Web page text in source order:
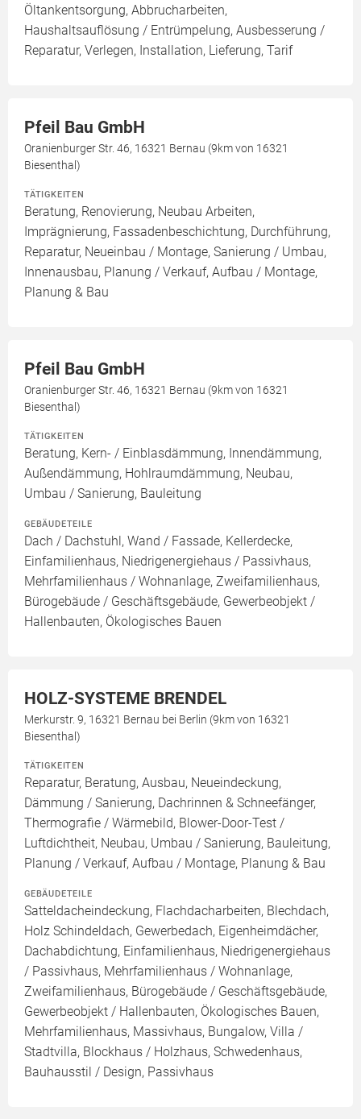
Öltankentsorgung, Abbrucharbeiten,
Haushaltsauflösung / Entrümpelung, Ausbesserung /
Reparatur, Verlegen, Installation, Lieferung, Tarif
Pfeil Bau GmbH
Oranienburger Str. 46, 16321 Bernau (9km von 16321
Biesenthal)
TÄTIGKEITEN
Beratung, Renovierung, Neubau Arbeiten,
Imprägnierung, Fassadenbeschichtung, Durchführung,
Reparatur, Neueinbau / Montage, Sanierung / Umbau,
Innenausbau, Planung / Verkauf, Aufbau / Montage,
Planung & Bau
Pfeil Bau GmbH
Oranienburger Str. 46, 16321 Bernau (9km von 16321
Biesenthal)
TÄTIGKEITEN
Beratung, Kern- / Einblasdämmung, Innendämmung,
Außendämmung, Hohlraumdämmung, Neubau,
Umbau / Sanierung, Bauleitung
GEBÄUDETEILE
Dach / Dachstuhl, Wand / Fassade, Kellerdecke,
Einfamilienhaus, Niedrigenergiehaus / Passivhaus,
Mehrfamilienhaus / Wohnanlage, Zweifamilienhaus,
Bürogebäude / Geschäftsgebäude, Gewerbeobjekt /
Hallenbauten, Ökologisches Bauen
HOLZ-SYSTEME BRENDEL
Merkurstr. 9, 16321 Bernau bei Berlin (9km von 16321
Biesenthal)
TÄTIGKEITEN
Reparatur, Beratung, Ausbau, Neueindeckung,
Dämmung / Sanierung, Dachrinnen & Schneefänger,
Thermografie / Wärmebild, Blower-Door-Test /
Luftdichtheit, Neubau, Umbau / Sanierung, Bauleitung,
Planung / Verkauf, Aufbau / Montage, Planung & Bau
GEBÄUDETEILE
Satteldacheindeckung, Flachdacharbeiten, Blechdach,
Holz Schindeldach, Gewerbedach, Eigenheimdächer,
Dachabdichtung, Einfamilienhaus, Niedrigenergiehaus
/ Passivhaus, Mehrfamilienhaus / Wohnanlage,
Zweifamilienhaus, Bürogebäude / Geschäftsgebäude,
Gewerbeobjekt / Hallenbauten, Ökologisches Bauen,
Mehrfamilienhaus, Massivhaus, Bungalow, Villa /
Stadtvilla, Blockhaus / Holzhaus, Schwedenhaus,
Bauhausstil / Design, Passivhaus